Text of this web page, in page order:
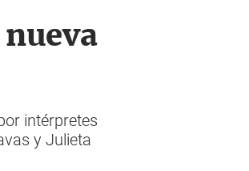
intérpretes
y Julieta